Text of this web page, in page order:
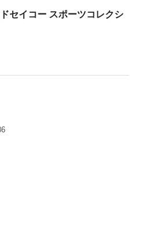
セイコー スポーツコレクシ